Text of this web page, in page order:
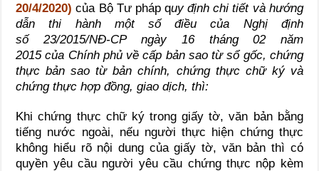
20/4/2020)của Bộ Tư pháp quy định chitiết và hướng
dẫn thi hành một số điều của Nghị định
số 23/2015/NĐ-CP ngày 16 tháng 02 năm
2015 của Chính phủ về cấp bản sao từ sổ gốc, chứng
thực bản sao từ bản chính, chứng thực chữ ký và
chứng thực hợp đồng, giao dịch, thì:
Khi chứng thực chữ ký trong giấy tờ, văn bản bằng
tiếng nước ngoài, nếu người thực hiện chứng thực
không hiểu rõ nội dung của giấy tờ, văn bản thì có
quyền yêu cầu người yêu cầu chứng thực nộp kèm